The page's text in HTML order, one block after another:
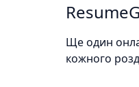
Ще один
кожного